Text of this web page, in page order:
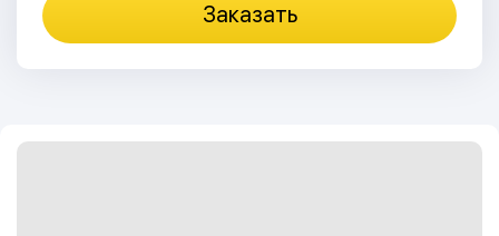
Заказать